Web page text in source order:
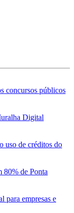
concursos públicos
Digital
uso de créditos do
80% de Ponta
para empresas e